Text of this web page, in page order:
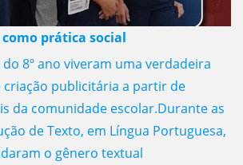
prática social
8º ano viveram uma verdadeira
criação publicitária a partir de
da comunidade escolar.Durante as
de Texto, em Língua Portuguesa,
o gênero textual